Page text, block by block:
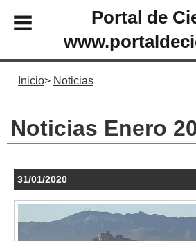
Portal de
Inicio Noticias
Noticias Enero
31/01/2020